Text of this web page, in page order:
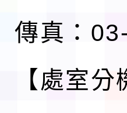
傳真：
【處室分